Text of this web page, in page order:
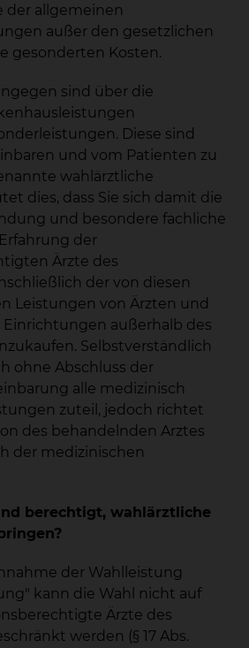
der allgemeinen
außer den gesetzlichen
gesonderten Kosten.
sind über die
Diese sind
und vom Patienten zu
wahlärztliche
dies, dass Sie sich damit die
und besondere fachliche
der
Ärzte des
der von diesen
Leistungen von Ärzten und
außerhalb des
Selbstverständlich
ohne Abschluss der
alle medizinisch
zuteil, jedoch richtet
des behandelnden Arztes
der medizinischen
berechtigt, wahlärztliche
der Wahlleistung
kann die Wahl nicht auf
Ärzte des
werden (§ 17 Abs.